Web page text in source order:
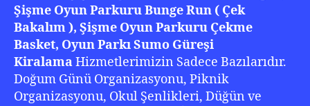
Şişme Oyun Parkuru Bunge Run ( Çek
Bakalım ), Şişme Oyun Parkuru Çekme
Basket, Oyun Parkı Sumo Güreşi
KiralamaHizmetlerimizin Sadece Bazılarıdır.
Doğum Günü Organizasyonu, Piknik
Organizasyonu, Okul Şenlikleri, Düğün ve